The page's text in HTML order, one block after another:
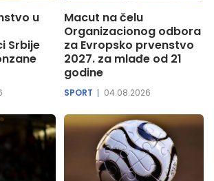
u
Srbije
Macut na čelu
Organizacionog odbora
za Evropsko prvenstvo
2027. za mlađe od 21
godine
SPORT 04.08.2026